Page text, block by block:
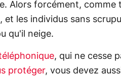
Alors forcément,
et les individus sans
qu'il neige.
, qui ne cesse
protéger, vous devez